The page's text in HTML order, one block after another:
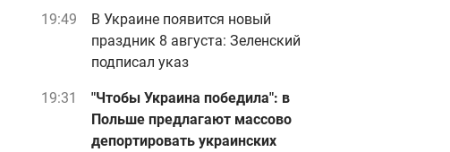
19:49
В Украине появится новый
праздник 8 августа: Зеленский
подписал указ
19:31
"Чтобы Украина победила": в
Польше предлагают массово
депортировать украинских